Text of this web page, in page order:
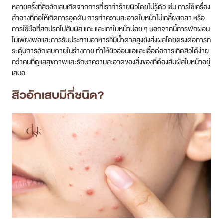
หลายครั้งที่สิวอักเสบเกิดจากการที่เราทำร้ายผิวโดยไม่รู้ตัว เช่น การใช้เครื่อง
สำอางที่ก่อให้เกิดการอุดตัน การทำความสะอาดใบหน้าไม่เกลี้ยงเกลา หรือ
การใช้มือที่สกปรกไปสัมผัส แกะ และเกาใบหน้าบ่อย ๆ นอกจากนี้การพักผ่อน
ไม่เพียงพอและการรับประทานอาหารที่มีน้ำตาลสูงยังส่งผลโดยตรงต่อการก
ระตุ้นการอักเสบภายในร่างกาย ทำให้ผิวอ่อนแอและเอื้อต่อการเกิดสิวได้ง่าย
กว่าคนที่ดูแลสุขภาพและรักษาความสะอาดของสิ่งของที่ต้องสัมผัสใบหน้าอยู่
เสมอ
สิวอักเสบมีกี่ชนิด?